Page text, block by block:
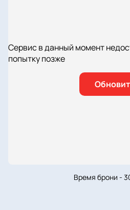
Сервис в данный момент
попытку позже
Время брони -